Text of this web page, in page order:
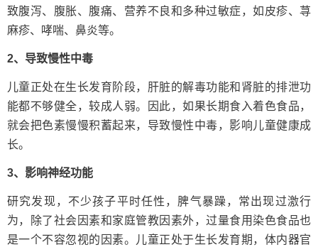
致腹泻、腹胀、腹痛、营养不良和多种过敏症，如皮疹、荨
麻疹、哮喘、鼻炎等。
2、导致慢性中毒
儿童正处在生长发育阶段，肝脏的解毒功能和肾脏的排泄功
能都不够健全，较成人弱。因此，如果长期食入着色食品，
就会把色素慢慢积蓄起来，导致慢性中毒，影响儿童健康成
长。
3、影响神经功能
研究发现，不少孩子平时任性，脾气暴躁，常出现过激行
为，除了社会因素和家庭管教因素外，过量食用染色食品也
是一个不容忽视的因素。儿童正处于生长发育期，体内器官